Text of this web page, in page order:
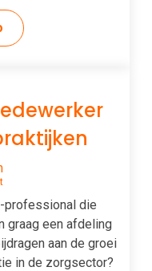
professional die
graag een afdeling
aan de groei
in de zorgsector?